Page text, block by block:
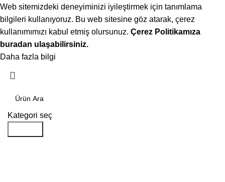
Web sitemizdeki deneyiminizi iyileştirmek için tanımlama
bilgileri kullanıyoruz. Bu web sitesine göz atarak, çerez
kullanımımızı kabul etmiş olursunuz. Çerez Politikamıza
buradan ulaşabilirsiniz.
Daha fazla bilgi
Kategori seç